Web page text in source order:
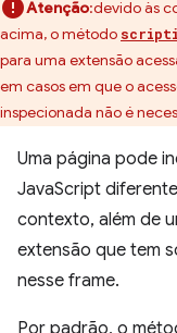
Atenção:devido às
acima, o método
para uma extensão
em casos em que o
inspecionada não é
Uma página pode
JavaScript
contexto, além de
extensão que tem
nesse frame.
Por padrão, o